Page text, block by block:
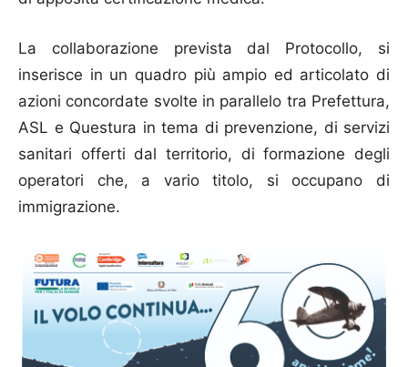
La collaborazione prevista dal Protocollo, si
inserisce in un quadro più ampio ed articolato di
azioni concordate svolte in parallelo tra Prefettura,
ASL e Questura in tema di prevenzione, di servizi
sanitari offerti dal territorio, di formazione degli
operatori che, a vario titolo, si occupano di
immigrazione.